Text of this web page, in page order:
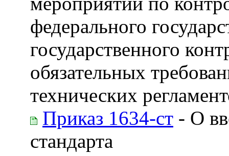
федерального
государственного
обязательных
технических
Приказ 1634-ст - О
стандарта